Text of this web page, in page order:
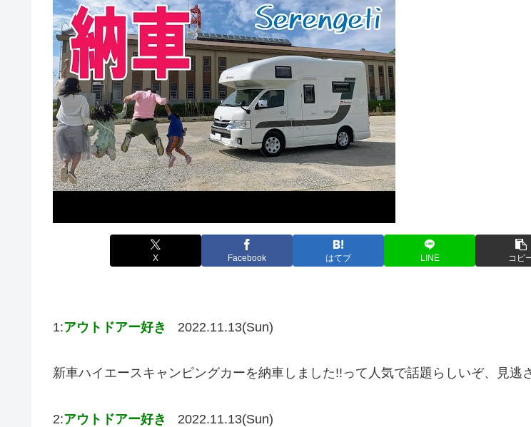
X Facebook はてブ LINE コピ
1:アウトドアー好き 2022.11.13(Sun)
新車ハイエースキャンピングカーを納車しました!!って人気で話題らしいぞ、見逃
2:アウトドアー好き 2022.11.13(Sun)